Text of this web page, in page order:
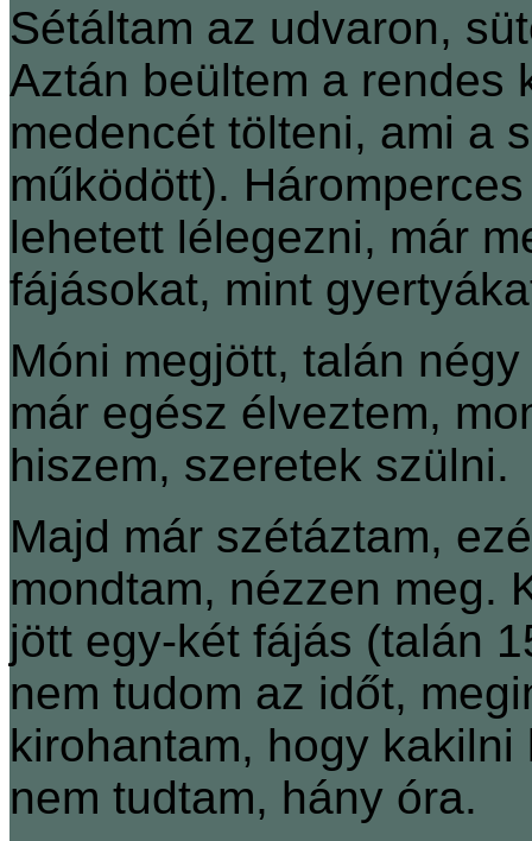
Sétáltam az udvaron,
Aztán beültem a rendes
medencét tölteni, ami a
működött).
lehetett lélegezni, már
fájásokat, mint
Móni megjött, talán
már egész élveztem,
hiszem, szeretek szülni.
Majd már szétáztam,
mondtam, nézzen meg.
jött egy-két fájás (talán
nem tudom az időt,
kirohantam, hogy
nem tudtam, hány óra.